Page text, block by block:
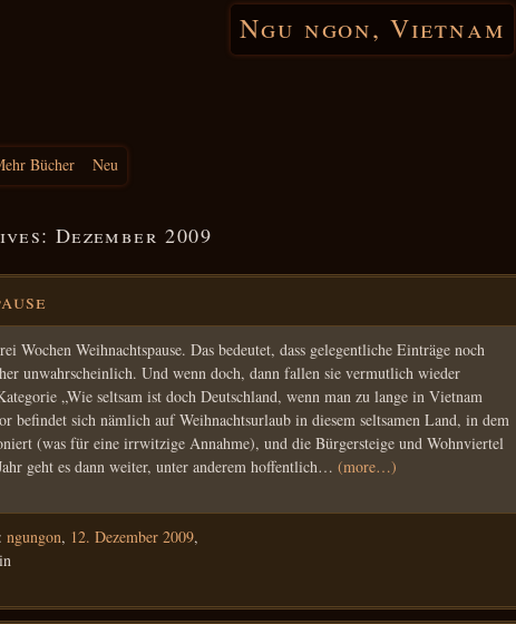
Ngu ngon, Vietnam
Bücher Neu
Dezember 2009
Wochen Weihnachtspause. Das bedeutet, dass gelegentliche Einträge noch
unwahrscheinlich. Und wenn doch, dann fallen sie vermutlich wieder
„Wie seltsam ist doch Deutschland, wenn man zu lange in Vietnam
befindet sich nämlich auf Weihnachtsurlaub in diesem seltsamen Land, in dem
(was für eine irrwitzige Annahme), und die Bürgersteige und Wohnviertel
geht es dann weiter, unter anderem hoffentlich… (more…)
ngungon, 12. Dezember 2009,